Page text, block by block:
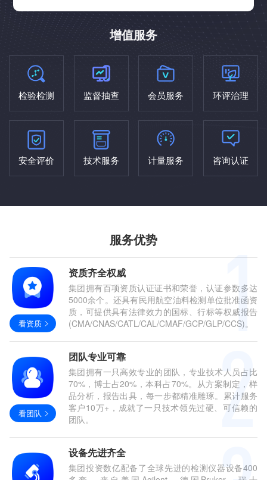
增值服务
检验检测 监督抽查 会员服务 环评治理
安全评价 技术服务 计量服务 咨询认证
服务优势
看资质
资质齐全权威
集团拥有百项资质认证证书和荣誉，认证参数多达
5000余个。还具有民用航空油料检测单位批准函资
质，可提供具有法律效力的国标、行标等权威报告
(CMA/CNAS/CATL/CAL/CMAF/GCP/GLP/CCS)。
看团队
团队专业可靠
集团拥有一只高效专业的团队，专业技术人员占比
70%，博士占20%，本科占70%。从方案制定，样
品分析，报告出具，每一步都精准雕琢。累计服务
客户10万+，成就了一只技术领先过硬、可信赖的
团队。
设备先进齐全
集团投资数亿配备了全球先进的检测仪器设备400